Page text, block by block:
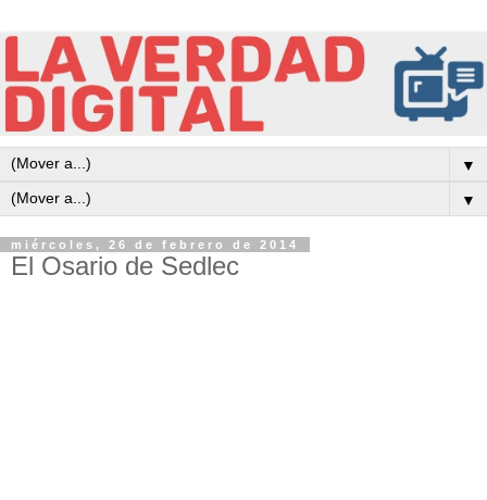
▼
▼
miércoles, 26 de febrero de 2014
El Osario de Sedlec